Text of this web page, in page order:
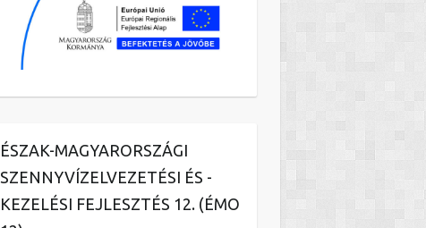
ÉSZAK-MAGYARORSZÁGI
SZENNYVÍZELVEZETÉSI ÉS -
KEZELÉSI FEJLESZTÉS 12. (ÉMO